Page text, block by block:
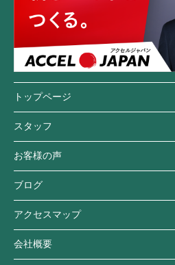
トップページ
スタッフ
お客様の声
ブログ
アクセスマップ
会社概要